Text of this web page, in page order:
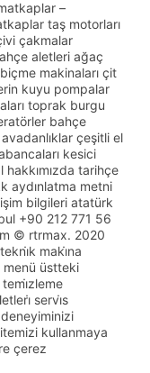
matkaplar –
taş motorları
çakmalar
aletleri ağaç
makinaları çit
kuyu pompalar
toprak burgu
bahçe
çeşitli el
kesici
tarihçe
aydınlatma metni
bilgileri atatürk
+90 212 771 56
© rtrmax. 2020
maki̇na
menü üstteki
servi̇s
kullanmaya
çerez